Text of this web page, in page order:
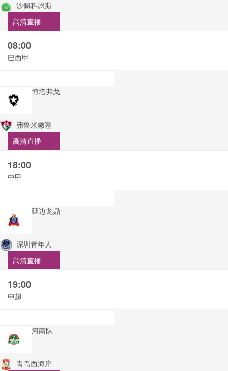
沙佩科恩斯
高清直播
08:00
巴西甲
博塔弗戈
弗鲁米嫩塞
高清直播
18:00
中甲
延边龙鼎
深圳青年人
高清直播
19:00
中超
河南队
青岛西海岸